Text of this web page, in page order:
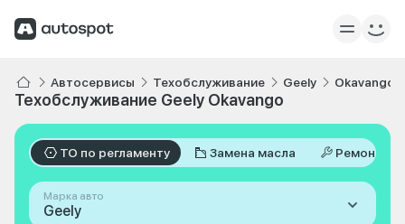
Автосервисы Техобслуживание Geely Okavango
Техобслуживание Geely Okavango
ТО по регламенту Замена масла Ремонт
Марка авто
Geely